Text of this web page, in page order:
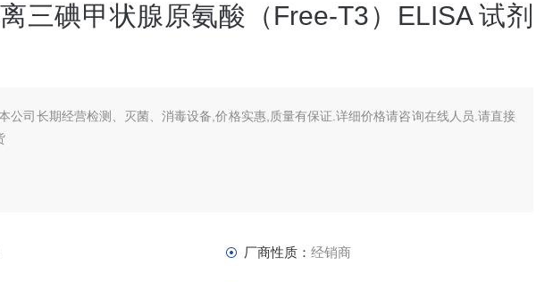
三碘甲状腺原氨酸（Free-T3）ELISA 试剂
公司长期经营检测、灭菌、消毒设备,价格实惠,质量有保证.详细价格请咨询在线人员.请直接
厂商性质： 经销商